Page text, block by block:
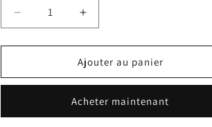
Réduire
la
quantité
Attache-
Clay
Augmenter
la
quantité
de
Attache-
Burned
Clay
Ajouter au panier
Acheter maintenant